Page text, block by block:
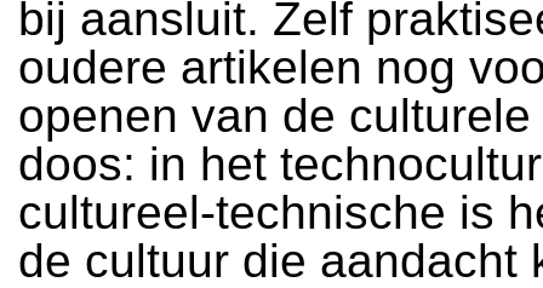
bij aansluit. Zelf
oudere artikelen nog
openen van de
doos: in het
cultureel-technische is
de cultuur die aandacht